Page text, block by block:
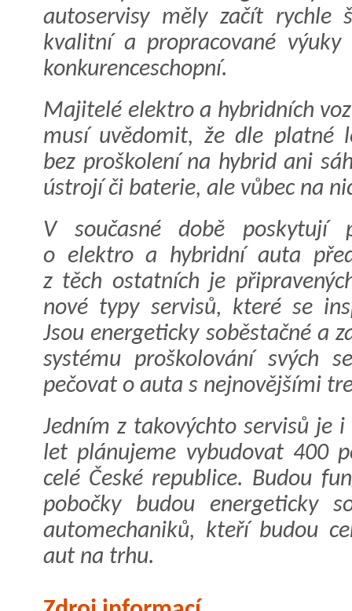
autoservisy měly začít rychle
kvalitní a propracované
konkurenceschopní.
Majitelé elektro a hybridních
musí uvědomit, že dle platné
bez proškolení na hybrid ani
ústrojí či baterie, ale vůbec na
V současné době poskytují
o elektro a hybridní auta
z těch ostatních je
nové typy servisů, které se
Jsou energeticky soběstačné a
systému proškolování svých
pečovat o auta s nejnovějšími
Jedním z takovýchto servisů je
let plánujeme vybudovat 400
celé České republice. Budou
pobočky budou energeticky
automechaniků, kteří budou
aut na trhu.